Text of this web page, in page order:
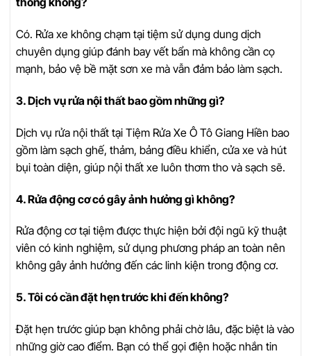
Có. Rửa xe không chạm tại tiệm sử dụng dung dịch
chuyên dụng giúp đánh bay vết bẩn mà không cần cọ
mạnh, bảo vệ bề mặt sơn xe mà vẫn đảm bảo làm sạch.
3. Dịch vụ rửa nội thất bao gồm những gì?
Dịch vụ rửa nội thất tại Tiệm Rửa Xe Ô Tô Giang Hiền bao
gồm làm sạch ghế, thảm, bảng điều khiển, cửa xe và hút
bụi toàn diện, giúp nội thất xe luôn thơm tho và sạch sẽ.
4. Rửa động cơ có gây ảnh hưởng gì không?
Rửa động cơ tại tiệm được thực hiện bởi đội ngũ kỹ thuật
viên có kinh nghiệm, sử dụng phương pháp an toàn nên
không gây ảnh hưởng đến các linh kiện trong động cơ.
5. Tôi có cần đặt hẹn trước khi đến không?
Đặt hẹn trước giúp bạn không phải chờ lâu, đặc biệt là vào
những giờ cao điểm. Bạn có thể gọi điện hoặc nhắn tin